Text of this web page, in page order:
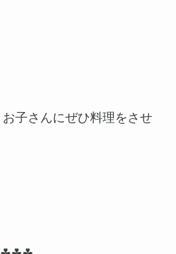
子さんにぜひ料理をさせ